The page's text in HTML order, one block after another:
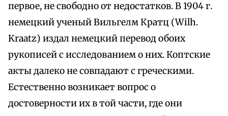
первое, не свободно от недостатков. В 1904 г.
немецкий ученый Вильгелм Кратц (Wilh.
Kraatz) издал немецкий перевод обоих
рукописей с исследованием о них. Коптские
акты далеко не совпадают с греческими.
Естественно возникает вопрос о
достоверности их в той части, где они